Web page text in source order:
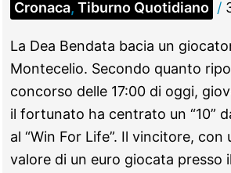
Cronaca, Tiburno Quotidiano /
La Dea Bendata bacia un
Montecelio. Secondo quanto
concorso delle 17:00 di oggi,
il fortunato ha centrato un “10”
al “Win For Life”. Il vincitore, con
valore di un euro giocata presso